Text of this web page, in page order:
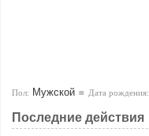
Пол: Мужской Дата рождения:
Последние действия